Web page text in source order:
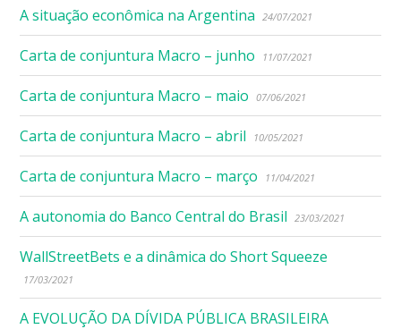
A situação econômica na Argentina 24/07/2021
Carta de conjuntura Macro – junho 11/07/2021
Carta de conjuntura Macro – maio 07/06/2021
Carta de conjuntura Macro – abril 10/05/2021
Carta de conjuntura Macro – março 11/04/2021
A autonomia do Banco Central do Brasil 23/03/2021
WallStreetBets e a dinâmica do Short Squeeze
17/03/2021
A EVOLUÇÃO DA DÍVIDA PÚBLICA BRASILEIRA